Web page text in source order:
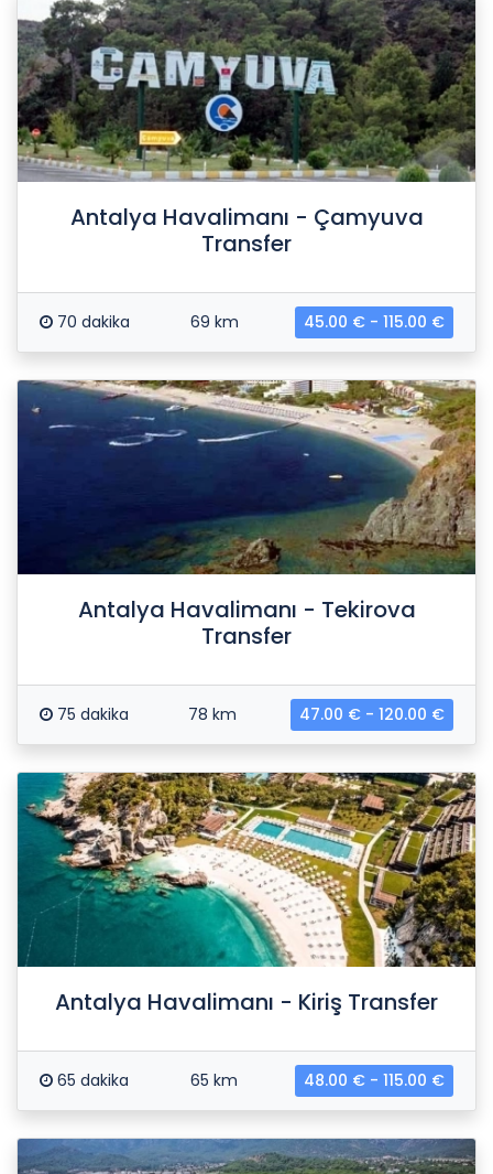
Antalya Havalimanı - Çamyuva
Transfer
70 dakika 69 km 45.00 € - 115.00 €
Antalya Havalimanı - Tekirova
Transfer
75 dakika 78 km 47.00 € - 120.00 €
Antalya Havalimanı - Kiriş Transfer
65 dakika 65 km 48.00 € - 115.00 €